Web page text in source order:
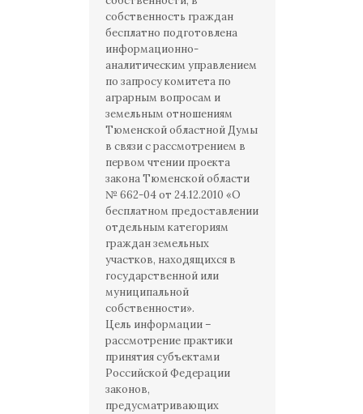
собственность граждан
бесплатно подготовлена
информационно-
аналитическим управлением
по запросу комитета по
аграрным вопросам и
земельным отношениям
Тюменской областной Думы
в связи с рассмотрением в
первом чтении проекта
закона Тюменской области
№ 662-04 от 24.12.2010 «О
бесплатном предоставлении
отдельным категориям
граждан земельных
участков, находящихся в
государственной или
муниципальной
собственности».
Цель информации –
рассмотрение практики
принятия субъектами
Российской Федерации
законов,
предусматривающих